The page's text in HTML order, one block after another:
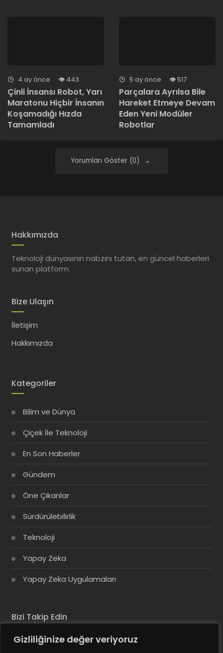
Gizliliğinize değer veriyoruz
4 ay önce 443
Çinli İnsansı Robot, Yarı
Maratonu Hiçbir İnsanın
Koşamadığı Hızda
Tamamladı
5 ay önce 517
Parçalara Ayrılsa Bile
Hareket Etmeye Devam
Eden Yeni Modüler
Robotlar
Yorumları Göster (0)
Hakkımızda
Teknoloji dünyasının nabzını tutan, en güncel haberleri
sunan platform.
Bize Ulaşın
İletişim
Hakkımızda
Kategoriler
Bilim ve Dünya
Çiçek İle Teknoloji
En Son Haberler
Gündem
Öne Çıkanlar
Sürdürülebilirlik
Teknoloji
Yapay Zeka
Yapay Zeka Uygulamaları
Bizi Takip Edin